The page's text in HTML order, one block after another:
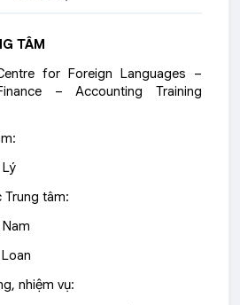
TÂM
for Foreign Languages –
– Accounting Training
Trung tâm:
nhiệm vụ: